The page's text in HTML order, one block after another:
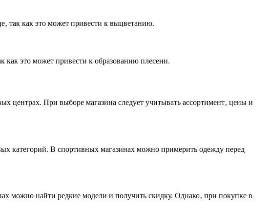
так как это может привести к выцветанию.
как это может привести к образованию плесени.
центрах. При выборе магазина следует учитывать ассортимент‚ цены и
категорий. В спортивных магазинах можно примерить одежду перед
можно найти редкие модели и получить скидку. Однако‚ при покупке в